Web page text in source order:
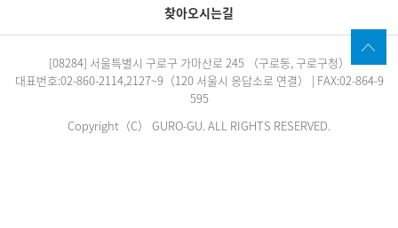
찾아오시는길
[08284] 서울특별시 구로구 가마산로 245 （구로동, 구로구청）
대표번호:02-860-2114,2127~9（120 서울시 응답소로 연결） | FAX:02-864-9
595
Copyright（C） GURO-GU. ALL RIGHTS RESERVED.